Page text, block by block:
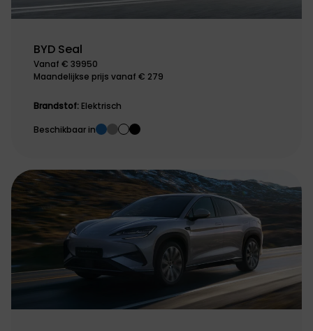
BYD Seal
Vanaf € 39950
Maandelijkse prijs vanaf € 279
Brandstof: Elektrisch
Beschikbaar in